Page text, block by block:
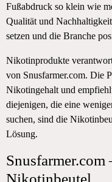
Fußabdruck so klein wie
Qualität und
setzen und die Branche
Nikotinprodukte
von Snusfarmer.com. Die
Nikotingehalt und
diejenigen, die eine
suchen, sind die
Lösung.
Snusfarmer.com
Nikotinbeutel